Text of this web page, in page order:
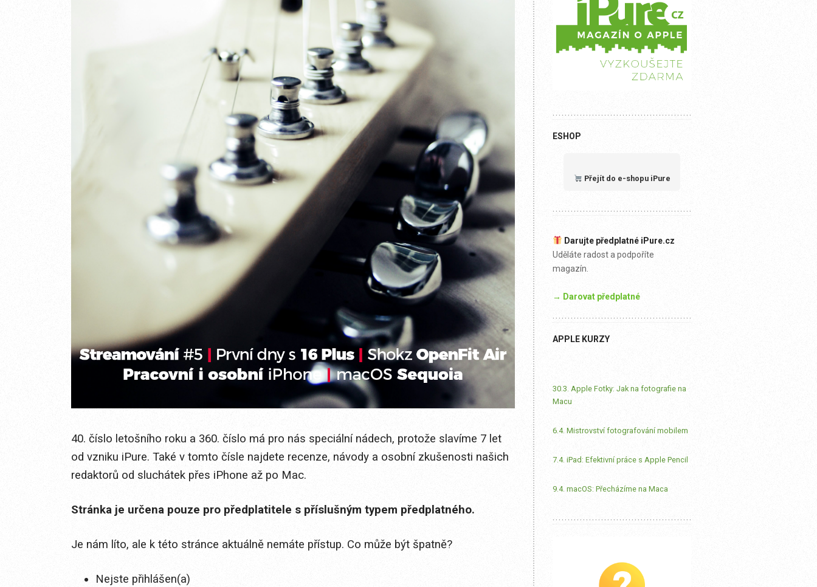
40. číslo letošního roku a 360. číslo má pro nás speciální nádech, protože slavíme 7 let
od vzniku iPure. Také v tomto čísle najdete recenze, návody a osobní zkušenosti našich
redaktorů od sluchátek přes iPhone až po Mac.
Stránka je určena pouze pro předplatitele s příslušným typem předplatného.
Je nám líto, ale k této stránce aktuálně nemáte přístup. Co může být špatně?
Nejste přihlášen(a)
ESHOP
Přejít do e-shopu iPure
Darujte předplatné iPure.cz
Uděláte radost a podpoříte
magazín.
→ Darovat předplatné
APPLE KURZY
30.3. Apple Fotky: Jak na fotografie na
Macu
6.4. Mistrovství fotografování mobilem
7.4. iPad: Efektivní práce s Apple Pencil
9.4. macOS: Přecházíme na Maca